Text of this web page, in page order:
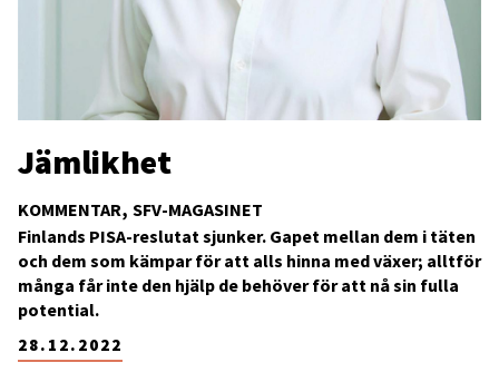
KOMMENTAR SFV-MAGASINET
Jämlikhet
28.12.2022
Finlands PISA-reslutat sjunker. Gapet mellan dem i täten
och dem som kämpar för att alls hinna med växer; alltför
många får inte den hjälp de behöver för att nå sin fulla
potential.